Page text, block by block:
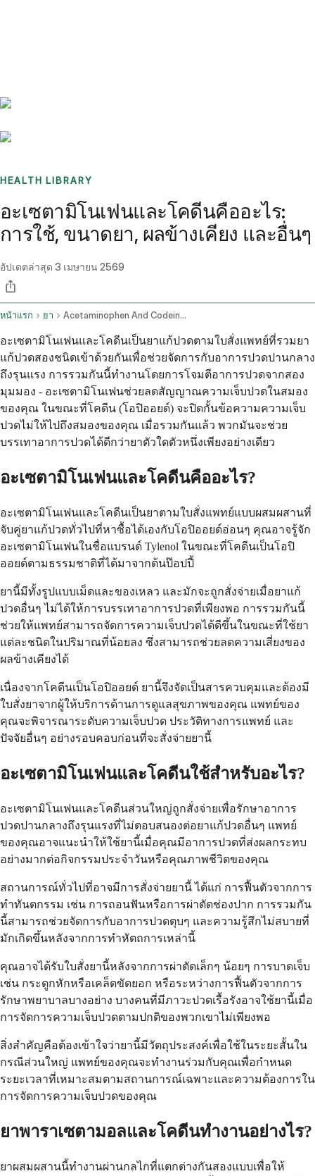
HEALTH LIBRARY
อะเซตามิโนเฟนและโคดีนคืออะไร:
การใช้, ขนาดยา, ผลข้างเคียง และอื่นๆ
อัปเดตล่าสุด 3 เมษายน 2569
หน้าแรก ยา Acetaminophen And Codeine Oral Route
อะเซตามิโนเฟนและโคดีนเป็นยาแก้ปวดตามใบสั่งแพทย์ที่รวมยา
แก้ปวดสองชนิดเข้าด้วยกันเพื่อช่วยจัดการกับอาการปวดปานกลาง
ถึงรุนแรง การรวมกันนี้ทำงานโดยการโจมตีอาการปวดจากสอง
มุมมอง - อะเซตามิโนเฟนช่วยลดสัญญาณความเจ็บปวดในสมอง
ของคุณ ในขณะที่โคดีน (โอปิออยด์) จะปิดกั้นข้อความความเจ็บ
ปวดไม่ให้ไปถึงสมองของคุณ เมื่อรวมกันแล้ว พวกมันจะช่วย
บรรเทาอาการปวดได้ดีกว่ายาตัวใดตัวหนึ่งเพียงอย่างเดียว
อะเซตามิโนเฟนและโคดีนคืออะไร?
อะเซตามิโนเฟนและโคดีนเป็นยาตามใบสั่งแพทย์แบบผสมผสานที่
จับคู่ยาแก้ปวดทั่วไปที่หาซื้อได้เองกับโอปิออยด์อ่อนๆ คุณอาจรู้จัก
อะเซตามิโนเฟนในชื่อแบรนด์ Tylenol ในขณะที่โคดีนเป็นโอปิ
ออยด์ตามธรรมชาติที่ได้มาจากต้นป๊อปปี้
ยานี้มีทั้งรูปแบบเม็ดและของเหลว และมักจะถูกสั่งจ่ายเมื่อยาแก้
ปวดอื่นๆ ไม่ได้ให้การบรรเทาอาการปวดที่เพียงพอ การรวมกันนี้
ช่วยให้แพทย์สามารถจัดการความเจ็บปวดได้ดีขึ้นในขณะที่ใช้ยา
แต่ละชนิดในปริมาณที่น้อยลง ซึ่งสามารถช่วยลดความเสี่ยงของ
ผลข้างเคียงได้
เนื่องจากโคดีนเป็นโอปิออยด์ ยานี้จึงจัดเป็นสารควบคุมและต้องมี
ใบสั่งยาจากผู้ให้บริการด้านการดูแลสุขภาพของคุณ แพทย์ของ
คุณจะพิจารณาระดับความเจ็บปวด ประวัติทางการแพทย์ และ
ปัจจัยอื่นๆ อย่างรอบคอบก่อนที่จะสั่งจ่ายยานี้
อะเซตามิโนเฟนและโคดีนใช้สำหรับอะไร?
อะเซตามิโนเฟนและโคดีนส่วนใหญ่ถูกสั่งจ่ายเพื่อรักษาอาการ
ปวดปานกลางถึงรุนแรงที่ไม่ตอบสนองต่อยาแก้ปวดอื่นๆ แพทย์
ของคุณอาจแนะนำให้ใช้ยานี้เมื่อคุณมีอาการปวดที่ส่งผลกระทบ
อย่างมากต่อกิจกรรมประจำวันหรือคุณภาพชีวิตของคุณ
สถานการณ์ทั่วไปที่อาจมีการสั่งจ่ายยานี้ ได้แก่ การฟื้นตัวจากการ
ทำทันตกรรม เช่น การถอนฟันหรือการผ่าตัดช่องปาก การรวมกัน
นี้สามารถช่วยจัดการกับอาการปวดตุบๆ และความรู้สึกไม่สบายที่
มักเกิดขึ้นหลังจากการทำหัตถการเหล่านี้
คุณอาจได้รับใบสั่งยานี้หลังจากการผ่าตัดเล็กๆ น้อยๆ การบาดเจ็บ
เช่น กระดูกหักหรือเคล็ดขัดยอก หรือระหว่างการฟื้นตัวจากการ
รักษาพยาบาลบางอย่าง บางคนที่มีภาวะปวดเรื้อรังอาจใช้ยานี้เมื่อ
การจัดการความเจ็บปวดตามปกติของพวกเขาไม่เพียงพอ
สิ่งสำคัญคือต้องเข้าใจว่ายานี้มีวัตถุประสงค์เพื่อใช้ในระยะสั้นใน
กรณีส่วนใหญ่ แพทย์ของคุณจะทำงานร่วมกับคุณเพื่อกำหนด
ระยะเวลาที่เหมาะสมตามสถานการณ์เฉพาะและความต้องการใน
การจัดการความเจ็บปวดของคุณ
ยาพาราเซตามอลและโคดีนทำงานอย่างไร?
ยาผสมผสานนี้ทำงานผ่านกลไกที่แตกต่างกันสองแบบเพื่อให้